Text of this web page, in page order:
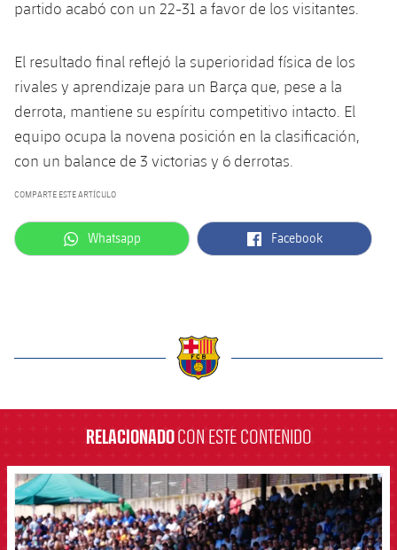
partido acabó con un 22-31 a favor de los visitantes.
El resultado final reflejó la superioridad física de los
rivales y aprendizaje para un Barça que, pese a la
derrota, mantiene su espíritu competitivo intacto. El
equipo ocupa la novena posición en la clasificación,
con un balance de 3 victorias y 6 derrotas.
COMPARTE ESTE ARTÍCULO
label.aria.whatsapp
Whatsapp label.aria.facebook
Facebook
RELACIONADOCON ESTE CONTENIDO
FCB Barcelona badge